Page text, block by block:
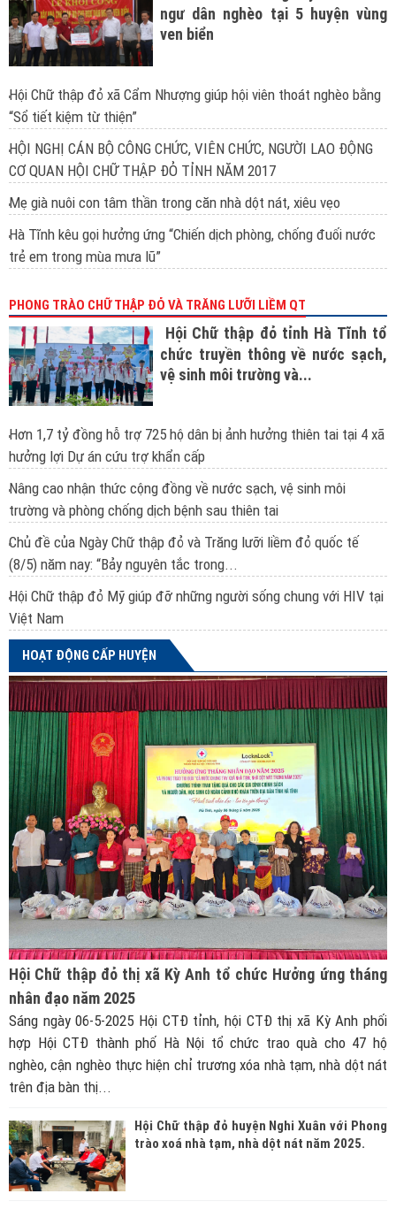
ngư dân nghèo tại 5 huyện vùng
ven biển
Hội Chữ thập đỏ xã Cẩm Nhượng giúp hội viên thoát nghèo bằng
“Sổ tiết kiệm từ thiện”
HỘI NGHỊ CÁN BỘ CÔNG CHỨC, VIÊN CHỨC, NGƯỜI LAO ĐỘNG
CƠ QUAN HỘI CHỮ THẬP ĐỎ TỈNH NĂM 2017
Mẹ già nuôi con tâm thần trong căn nhà dột nát, xiêu vẹo
Hà Tĩnh kêu gọi hưởng ứng “Chiến dịch phòng, chống đuối nước
trẻ em trong mùa mưa lũ”
PHONG TRÀO CHỮ THẬP ĐỎ VÀ TRĂNG LƯỠI LIỀM QT
Hội Chữ thập đỏ tỉnh Hà Tĩnh tổ
chức truyền thông về nước sạch,
vệ sinh môi trường và...
Hơn 1,7 tỷ đồng hỗ trợ 725 hộ dân bị ảnh hưởng thiên tai tại 4 xã
hưởng lợi Dự án cứu trợ khẩn cấp
Nâng cao nhận thức cộng đồng về nước sạch, vệ sinh môi
trường và phòng chống dịch bệnh sau thiên tai
Chủ đề của Ngày Chữ thập đỏ và Trăng lưỡi liềm đỏ quốc tế
(8/5) năm nay: “Bảy nguyên tắc trong...
Hội Chữ thập đỏ Mỹ giúp đỡ những người sống chung với HIV tại
Việt Nam
HOẠT ĐỘNG CẤP HUYỆN
Hội Chữ thập đỏ thị xã Kỳ Anh tổ chức Hưởng ứng tháng
nhân đạo năm 2025
Sáng ngày 06-5-2025 Hội CTĐ tỉnh, hội CTĐ thị xã Kỳ Anh phối
hợp Hội CTĐ thành phố Hà Nội tổ chức trao quà cho 47 hộ
nghèo, cận nghèo thực hiện chỉ trương xóa nhà tạm, nhà dột nát
trên địa bàn thị...
Hội Chữ thập đỏ huyện Nghi Xuân với Phong
trào xoá nhà tạm, nhà dột nát năm 2025.